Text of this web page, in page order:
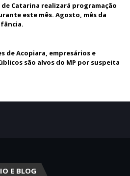
Catarina realizará programação
este mês. Agosto, mês da
de Acopiara, empresários e
são alvos do MP por suspeita
E BLOG